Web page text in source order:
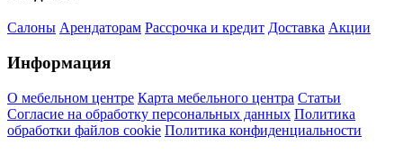
Салоны Арендаторам Рассрочка и кредит Доставка Акции
Информация
О мебельном центре Карта мебельного центра Статьи
Согласие на обработку персональных данных Политика
обработки файлов cookie Политика конфиденциальности